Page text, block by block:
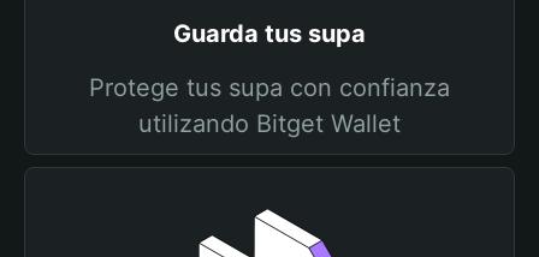
Guarda tus supa
Protege tus supa con confianza
utilizando Bitget Wallet